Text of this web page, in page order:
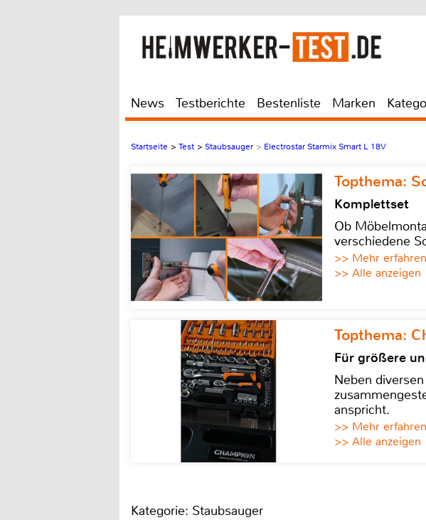
News Testberichte Bestenliste Marken
Startseite > Test > Staubsauger > Electrostar Starmix Smart L 18V
Topthema:
Komplettset
Ob
verschiedene
>> Mehr erfahren
>> Alle anzeigen
Topthema:
Für größere
Neben
anspricht.
>> Mehr erfahren
>> Alle anzeigen
Kategorie: Staubsauger